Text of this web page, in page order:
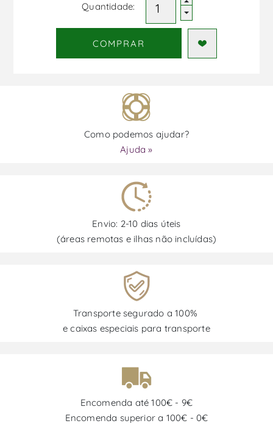
Quantidade:
COMPRAR
Como podemos ajudar?
Ajuda »
Envio: 2-10 dias úteis
(áreas remotas e ilhas não incluídas)
Transporte segurado a 100%
e caixas especiais para transporte
Encomenda até 100€ - 9€
Encomenda superior a 100€ - 0€